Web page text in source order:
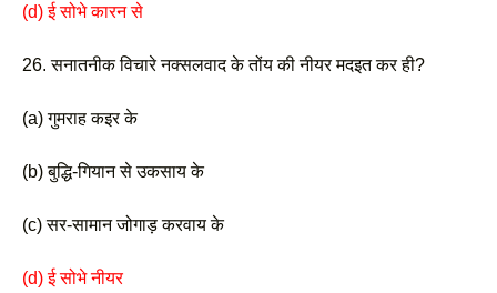
(d) ई सोभे कारन से
26. सनातनीक विचारे नक्सलवाद के तोंय की नीयर मदइत कर ही?
(a) गुमराह कइर के
(b) बुद्धि-गियान से उकसाय के
(c) सर-सामान जोगाड़ करवाय के
(d) ई सोभे नीयर